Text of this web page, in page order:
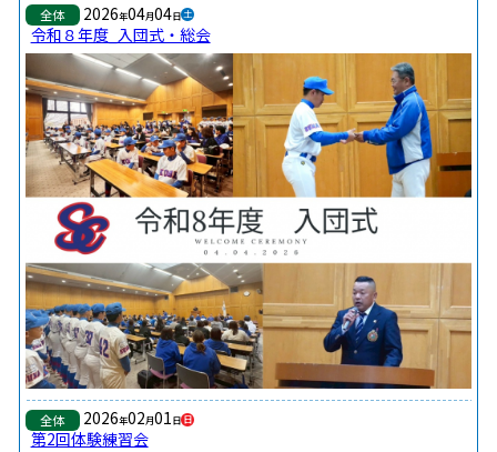
全体 2026年04月04日土
令和８年度_入団式・総会
全体 2026年02月01日日
第2回体験練習会